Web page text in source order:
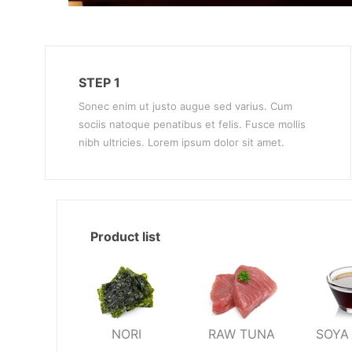
STEP 1
Sonec enim ut justo augue sed varius. Cum
sociis natoque penatibus et felis. Fusce mollis
nibh ultricies. Lorem ipsum dolor sit amet.
Product list
NORI RAW TUNA